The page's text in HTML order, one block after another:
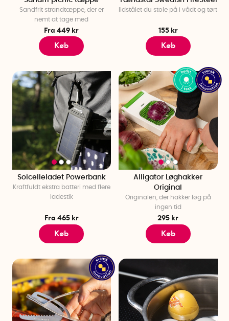
Sandfrit strandtæppe, der er
nemt at tage med
Fra 449 kr
Køb
Ildstålet du stole på i vådt og tørt
155 kr
Køb
Solcelleladet Powerbank
Kraftfuldt ekstra batteri med flere
ladestik
Fra 465 kr
Køb
Alligator Løghakker
Original
Originalen, der hakker løg på
ingen tid
295 kr
Køb